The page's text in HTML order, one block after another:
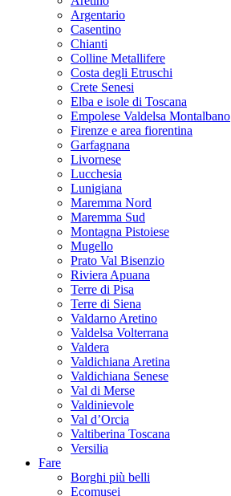
Argentario
Casentino
Chianti
Colline Metallifere
Costa degli Etruschi
Crete Senesi
Elba e isole di Toscana
Empolese Valdelsa Montalbano
Firenze e area fiorentina
Garfagnana
Livornese
Lucchesia
Lunigiana
Maremma Nord
Maremma Sud
Montagna Pistoiese
Mugello
Prato Val Bisenzio
Riviera Apuana
Terre di Pisa
Terre di Siena
Valdarno Aretino
Valdelsa Volterrana
Valdera
Valdichiana Aretina
Valdichiana Senese
Val di Merse
Valdinievole
Val d’Orcia
Valtiberina Toscana
Versilia
Fare
Borghi più belli
Ecomusei